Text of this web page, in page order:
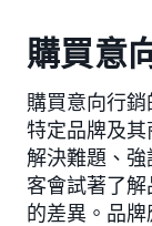
購買意
購買意向行
特定品牌及
解決難題、
客會試著了
的差異。品